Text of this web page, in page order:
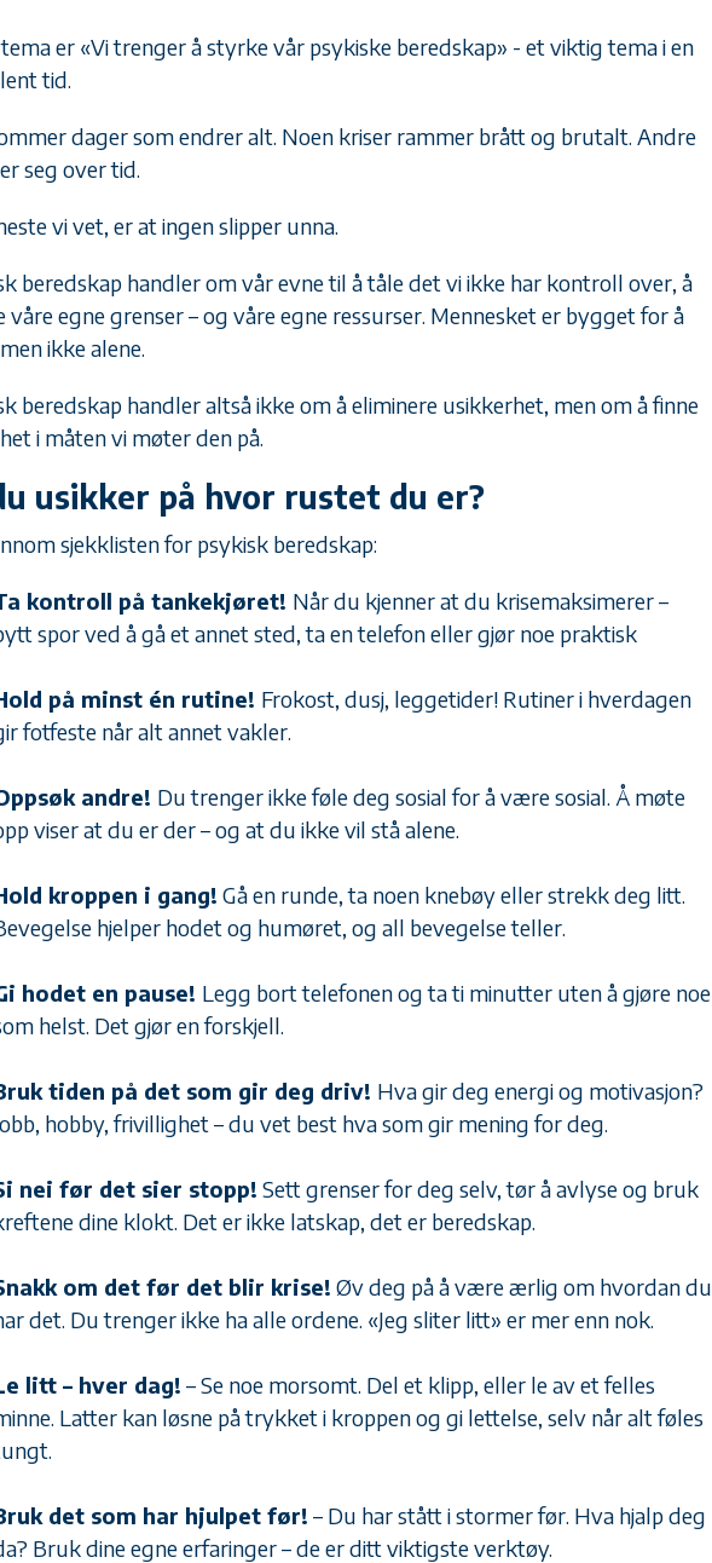
er «Vi trenger å styrke vår psykiske beredskap» - et viktig tema i en
tid.
dager som endrer alt. Noen kriser rammer brått og brutalt. Andre
seg over tid.
vi vet, er at ingen slipper unna.
beredskap handler om vår evne til å tåle det vi ikke har kontroll over, å
våre egne grenser – og våre egne ressurser. Mennesket er bygget for å
ikke alene.
beredskap handler altså ikke om å eliminere usikkerhet, men om å finne
i måten vi møter den på.
usikker på hvor rustet du er?
sjekklisten for psykisk beredskap:
kontroll på tankekjøret! Når du kjenner at du krisemaksimerer –
spor ved å gå et annet sted, ta en telefon eller gjør noe praktisk
på minst én rutine! Frokost, dusj, leggetider! Rutiner i hverdagen
fotfeste når alt annet vakler.
andre! Du trenger ikke føle deg sosial for å være sosial. Å møte
viser at du er der – og at du ikke vil stå alene.
kroppen i gang! Gå en runde, ta noen knebøy eller strekk deg litt.
hjelper hodet og humøret, og all bevegelse teller.
hodet en pause! Legg bort telefonen og ta ti minutter uten å gjøre noe
helst. Det gjør en forskjell.
tiden på det som gir deg driv! Hva gir deg energi og motivasjon?
hobby, frivillighet – du vet best hva som gir mening for deg.
nei før det sier stopp! Sett grenser for deg selv, tør å avlyse og bruk
dine klokt. Det er ikke latskap, det er beredskap.
om det før det blir krise! Øv deg på å være ærlig om hvordan du
det. Du trenger ikke ha alle ordene. «Jeg sliter litt» er mer enn nok.
litt – hver dag! – Se noe morsomt. Del et klipp, eller le av et felles
Latter kan løsne på trykket i kroppen og gi lettelse, selv når alt føles
det som har hjulpet før! – Du har stått i stormer før. Hva hjalp deg
Bruk dine egne erfaringer – de er ditt viktigste verktøy.